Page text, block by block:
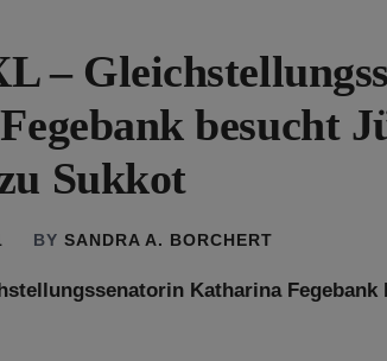
–
besucht
Sukkot
BY SANDRA A. BORCHERT